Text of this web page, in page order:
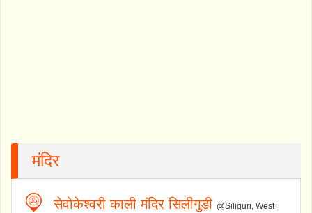
मंदिर
सेवोकेश्वरी काली मंदिर सिलीगुड़ी @Siliguri, West